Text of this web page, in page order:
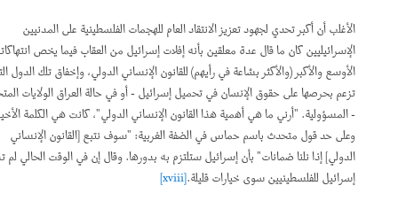
الأغلب أن أكبر تحدي لجهود تعزيز الانتقاد العام للهجمات الفلسطينية على المدنيين
الإسرائيليين كان ما قال عدة معلقين بأنه إفلات إسرائيل من العقاب فيما يخص انتهاكاتها
الأوسع والأكبر (والأكثر بشاعة في رأيهم) للقانون الإنساني الدولي، وإخفاق تلك الدول التي
تزعم بحرصها على حقوق الإنسان في تحميل إسرائيل - أو في حالة العراق الولايات المتحدة
- المسؤولية. "أرني ما هي أهمية هذا القانون الإنساني الدولي"، كانت هي الكلمة الأخيرة.
وعلى حد قول متحدث باسم حماس في الضفة الغربية: "سوف نتبع [القانون الإنساني
الدولي] إذا نلنا ضمانات" بأن إسرائيل ستلتزم به بدورها. وقال إن في الوقت الحالي لم تدع
إسرائيل للفلسطينيين سوى خيارات قليلة.[xviii]